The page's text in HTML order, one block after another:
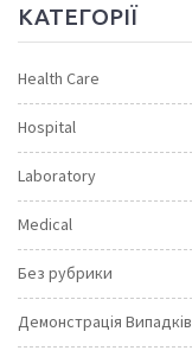
КАТЕГОРІЇ
Health Care
Hospital
Laboratory
Medical
Без рубрики
Демонстрація Випадків